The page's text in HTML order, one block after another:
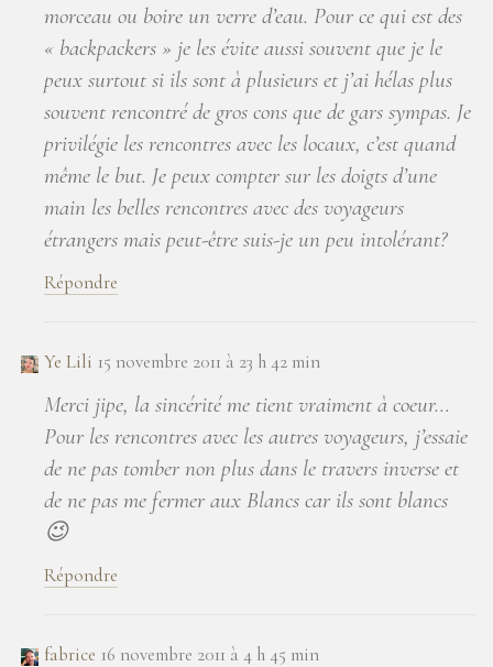
morceau ou boire un verre d’eau. Pour ce qui est des
« backpackers » je les évite aussi souvent que je le
peux surtout si ils sont à plusieurs et j’ai hélas plus
souvent rencontré de gros cons que de gars sympas. Je
privilégie les rencontres avec les locaux, c’est quand
même le but. Je peux compter sur les doigts d’une
main les belles rencontres avec des voyageurs
étrangers mais peut-être suis-je un peu intolérant?
Répondre
Ye Lili 15 novembre 2011 à 23 h 42 min
Merci jipe, la sincérité me tient vraiment à coeur…
Pour les rencontres avec les autres voyageurs, j’essaie
de ne pas tomber non plus dans le travers inverse et
de ne pas me fermer aux Blancs car ils sont blancs
😉
Répondre
fabrice 16 novembre 2011 à 4 h 45 min